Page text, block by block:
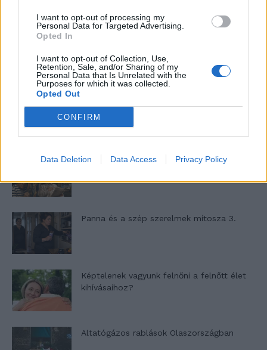
I want to opt-out of processing my
Personal Data for Targeted Advertising.
Opted In
I want to opt-out of Collection, Use,
Retention, Sale, and/or Sharing of my
Personal Data that Is Unrelated with the
Purposes for which it was collected.
Opted Out
CONFIRM
Data Deletion Data Access Privacy Policy
Nyár, nevetés, anekdoták
Panna és a szép szerelmek mítosza 3.
Képtelenek vagyunk felnőni a felnőtt élet
kihívásaihoz?
Altatógázos rablások Olaszországban